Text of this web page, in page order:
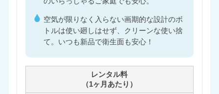
空気が限りなく入らない画期的な設計のボ
トルは使い廻しはせず、クリーンな使い捨
て。いつも新品で衛生面も安心！
レンタル料
（1ヶ月あたり）